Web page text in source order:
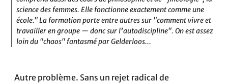
science des femmes. Elle fonctionne exactement comme une
école." La formation porte entre autres sur "comment vivre et
travailler en groupe — donc sur l’autodiscipline". On est assez
loin du "chaos" fantasmé par Gelderloos...
Autre problème. Sans un rejet radical de